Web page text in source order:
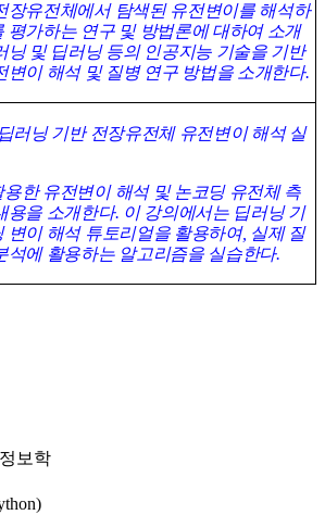
장유전체에서 탐색된 유전변이를 해석하
평가하는 연구 및 방법론에 대하여 소개
닝 및 딥러닝 등의 인공지능 기술을 기반
변이 해석 및 질병 연구 방법을 소개한다.
러닝 기반 전장유전체 유전변이 해석 실
용한 유전변이 해석 및 논코딩 유전체 측
용을 소개한다. 이 강의에서는 딥러닝 기
변이 해석 튜토리얼을 활용하여, 실제 질
석에 활용하는 알고리즘을 실습한다.
보학